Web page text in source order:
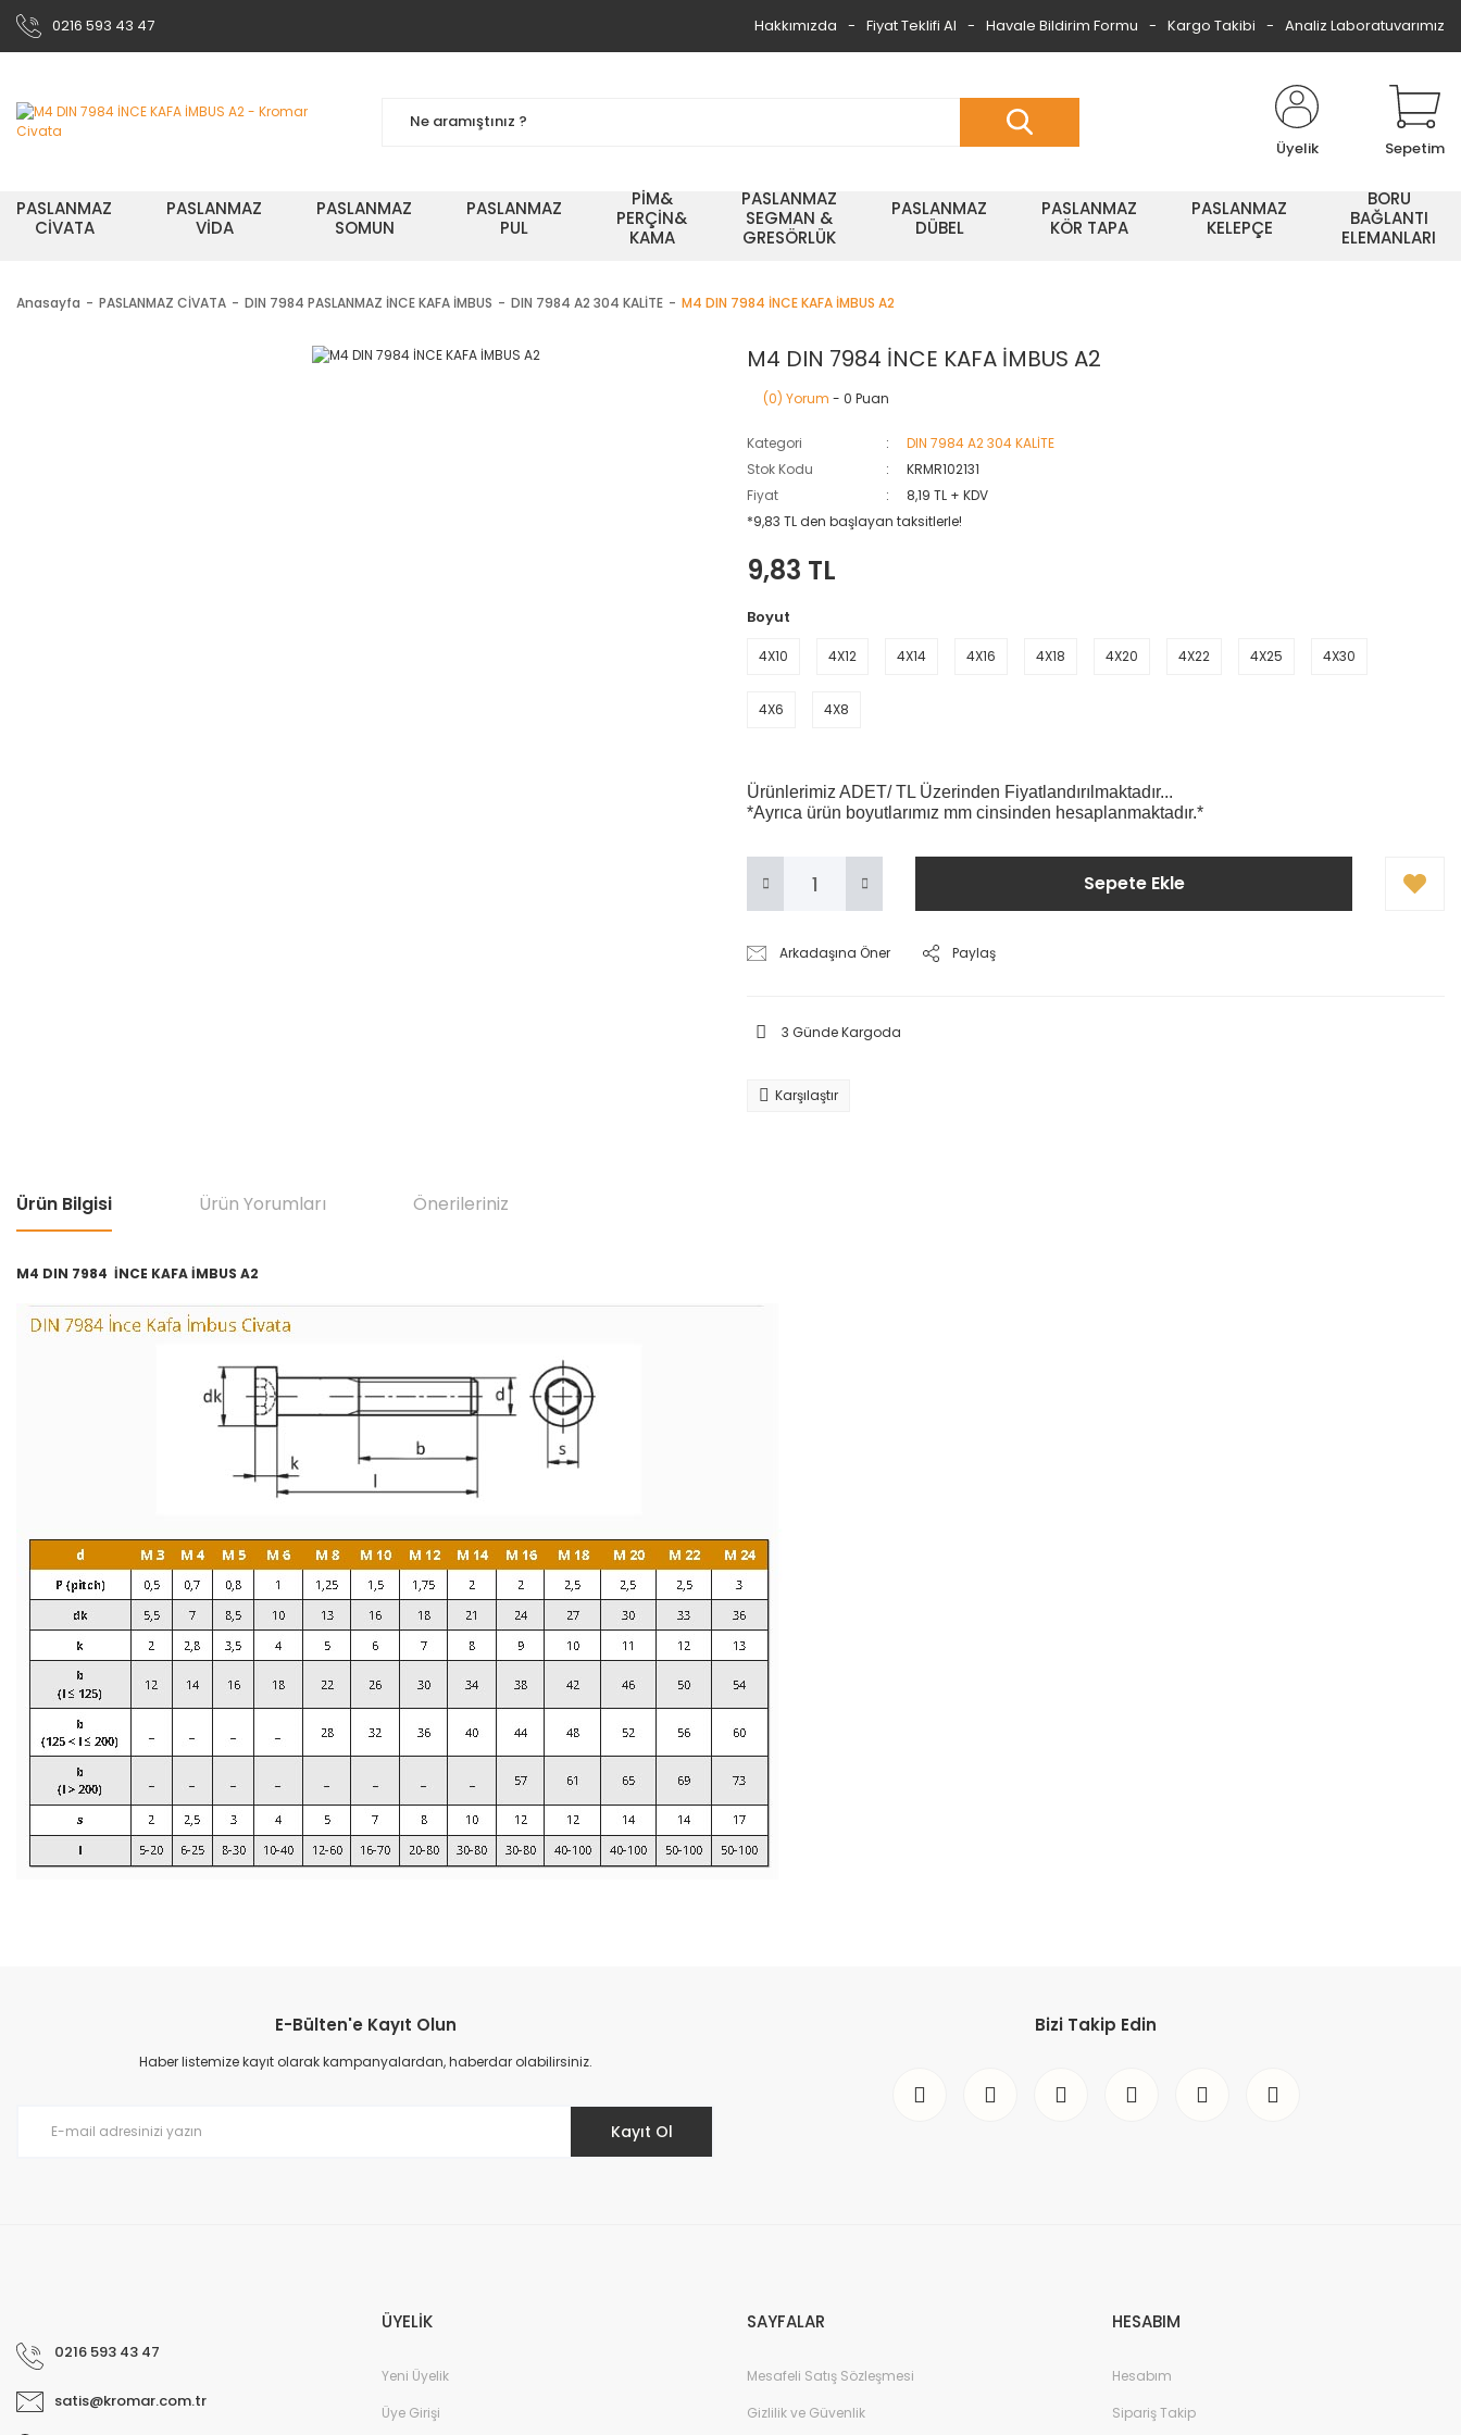
0216 593 43 47 Hakkımızda Fiyat Teklifi Al Havale Bildirim Formu Kargo Takibi Analiz Laboratuvarımız
Üyelik Sepetim
PASLANMAZ
CİVATA
PASLANMAZ
VİDA
PASLANMAZ
SOMUN
PASLANMAZ
PUL
PİM&
PERÇİN&
KAMA
PASLANMAZ
SEGMAN &
GRESÖRLÜK
PASLANMAZ
DÜBEL
PASLANMAZ
KÖR TAPA
PASLANMAZ
KELEPÇE
BORU
BAĞLANTI
ELEMANLARI
Anasayfa PASLANMAZ CİVATA DIN 7984 PASLANMAZ İNCE KAFA İMBUS DIN 7984 A2 304 KALİTE M4 DIN 7984 İNCE KAFA İMBUS A2
M4 DIN 7984 İNCE KAFA İMBUS A2
(0) Yorum - 0 Puan
Kategori
DIN 7984 A2 304 KALİTE
Stok Kodu
KRMR102131
Fiyat
8,19 TL + KDV
*9,83 TL den başlayan taksitlerle!
9,83 TL
Boyut
4X10 4X12 4X14 4X16 4X18 4X20 4X22 4X25 4X30
4X6 4X8
Ürünlerimiz ADET/ TL Üzerinden Fiyatlandırılmaktadır...
*Ayrıca ürün boyutlarımız mm cinsinden hesaplanmaktadır.*
Sepete Ekle
Arkadaşına Öner Paylaş
3 Günde Kargoda
Karşılaştır
Ürün Bilgisi Ürün Yorumları Önerileriniz
M4 DIN 7984 İNCE KAFA İMBUS A2
Ürün resmi kalitesiz, bozuk veya görüntülenemiyor.
Ürün açıklamasında eksik bilgiler bulunuyor.
E-Bülten'e Kayıt Olun
Haber listemize kayıt olarak kampanyalardan, haberdar olabilirsiniz.
Kayıt Ol
Bizi Takip Edin
0216 593 43 47
satis@kromar.com.tr
ÜYELİK
Yeni Üyelik
Üye Girişi
SAYFALAR
Mesafeli Satış Sözleşmesi
Gizlilik ve Güvenlik
HESABIM
Hesabım
Sipariş Takip